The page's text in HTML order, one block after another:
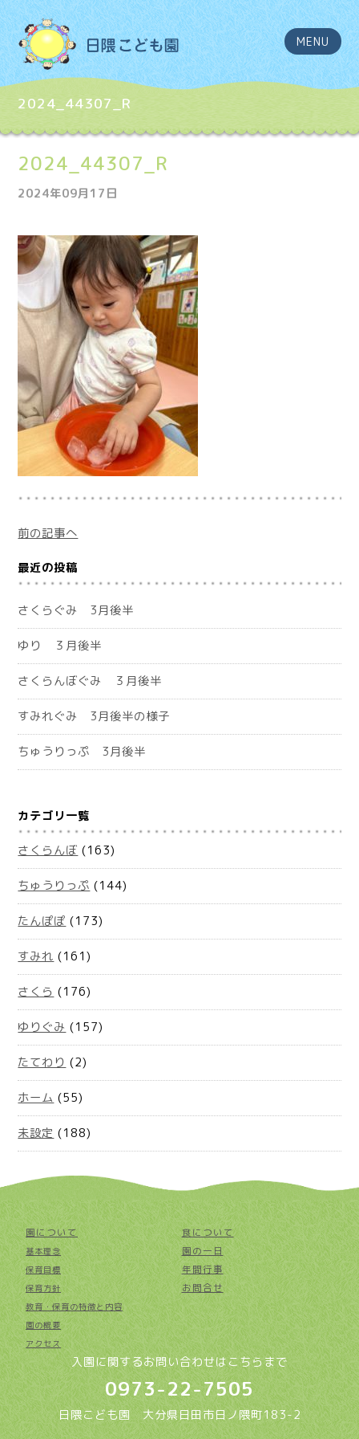
MENU
2024_44307_R
2024_44307_R
2024年09月17日
前の記事へ
最近の投稿
さくらぐみ 3月後半
ゆり ３月後半
さくらんぼぐみ ３月後半
すみれぐみ 3月後半の様子
ちゅうりっぷ 3月後半
カテゴリ一覧
さくらんぼ (163)
ちゅうりっぷ (144)
たんぽぽ (173)
すみれ (161)
さくら (176)
ゆりぐみ (157)
たてわり (2)
ホーム (55)
未設定 (188)
園について
基本理念
保育目標
保育方針
教育・保育の特徴と内容
園の概要
アクセス
食について
園の一日
年間行事
お問合せ
入園に関するお問い合わせはこちらまで
0973-22-7505
日隈こども園 大分県日田市日ノ隈町183-2